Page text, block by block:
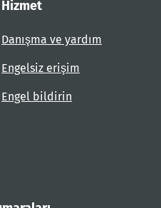
Hizmet
Danışma ve yardım
Engelsiz erişim
Engel bildirin